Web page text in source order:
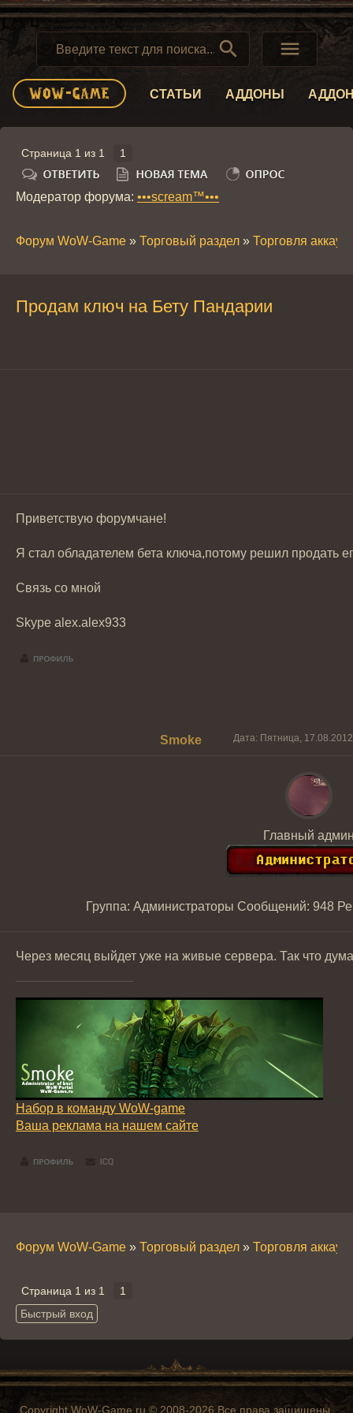
 
СТАТЬИ АДДОНЫ
Страница 1 из 1 1
Модератор форума: •••scream™•••
Форум WoW-Game » Торговый раздел » Торговля
Продам ключ на Бету Пандарии
Приветствую форумчане!
Я стал обладателем бета ключа,потому решил
Связь со мной
Skype alex.alex933
Smoke Дата: Пятница,
Главный
Группа: Администраторы Сообщений: 948
Через месяц выйдет уже на живые сервера. Так что
Набор в команду WoW-game
Ваша реклама на нашем сайте
Форум WoW-Game » Торговый раздел » Торговля
Страница 1 из 1 1
Copyright WoW-Game.ru © 2008-2026 Все права защищены.